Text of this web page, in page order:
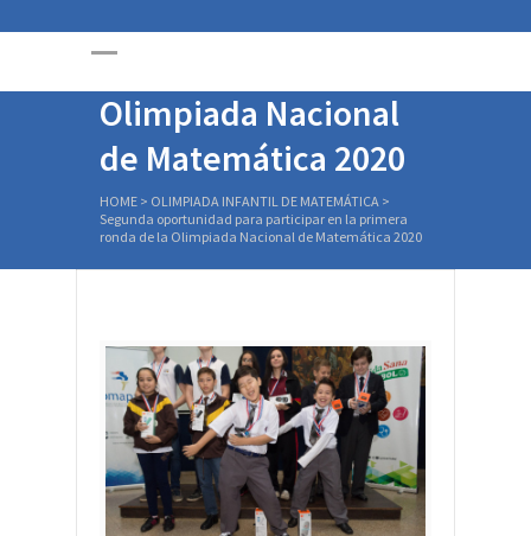
participar en la
primera ronda de la
Olimpiada Nacional
de Matemática 2020
HOME > OLIMPIADA INFANTIL DE MATEMÁTICA >
Segunda oportunidad para participar en la primera
ronda de la Olimpiada Nacional de Matemática 2020